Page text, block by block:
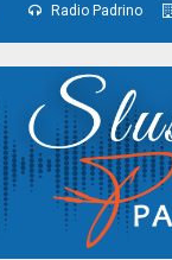
Radio Padrino